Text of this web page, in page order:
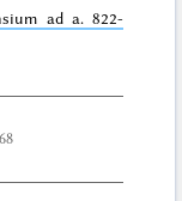
ad a. 822-